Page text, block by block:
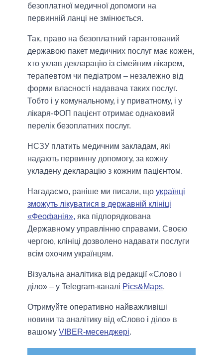
безоплатної медичної допомоги на
первинній ланці не змінюється.
Так, право на безоплатний гарантований
державою пакет медичних послуг має кожен,
хто уклав декларацію із сімейним лікарем,
терапевтом чи педіатром – незалежно від
форми власності надавача таких послуг.
Тобто і у комунальному, і у приватному, і у
лікаря-ФОП пацієнт отримає однаковий
перелік безоплатних послуг.
НСЗУ платить медичним закладам, які
надають первинну допомогу, за кожну
укладену декларацію з кожним пацієнтом.
Нагадаємо, раніше ми писали, що українці
зможуть лікуватися в державній клініці
«Феофанія», яка підпорядкована
Державному управлінню справами. Своєю
чергою, клініці дозволено надавати послуги
всім охочим українцям.
Візуальна аналітика від редакції «Слово і
діло» – у Telegram-каналі Pics&Maps.
Отримуйте оперативно найважливіші
новини та аналітику від «Слово і діло» в
вашому VIBER-месенджері.